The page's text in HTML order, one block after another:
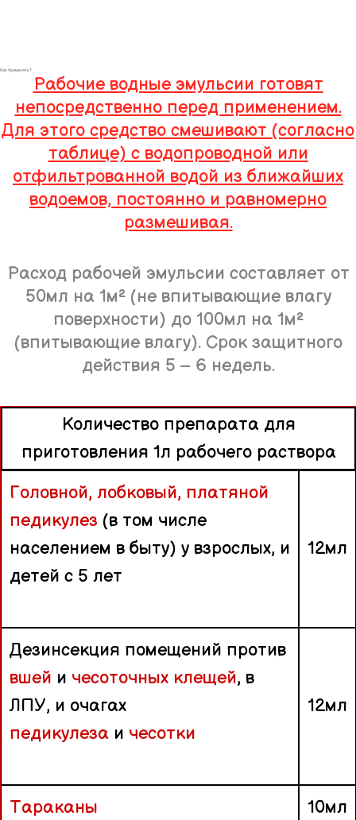
Как применять?
Рабочие водные эмульсии готовят
непосредственно перед применением.
Для этого средство смешивают (согласно
таблице) с водопроводной или
отфильтрованной водой из ближайших
водоемов, постоянно и равномерно
размешивая.
Расход рабочей эмульсии составляет от
50мл на 1м² (не впитывающие влагу
поверхности) до 100мл на 1м²
(впитывающие влагу). Срок защитного
действия 5 – 6 недель.
Количество препарата для
приготовления 1л рабочего раствора
Головной, лобковый, платяной
педикулез (в том числе
населением в быту) у взрослых, и
детей с 5 лет
12мл
Дезинсекция помещений против
вшей и чесоточных клещей, в
ЛПУ, и очагах
педикулеза и чесотки
12мл
Тараканы 10мл